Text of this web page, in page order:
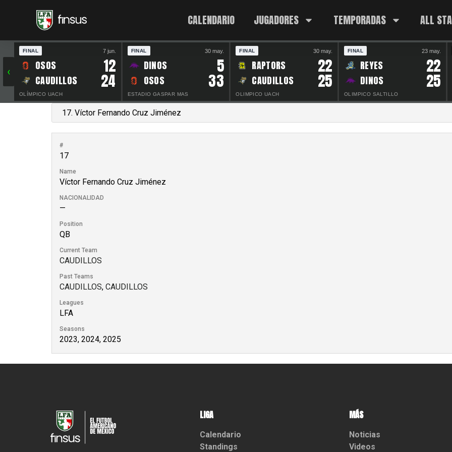
CALENDARIO JUGADORES TEMPORADAS ALL
‹
FINAL 7 jun.
OSOS 12
CAUDILLOS 24
OLÍMPICO UACH
FINAL 30 may.
DINOS 5
OSOS 33
ESTADIO GASPAR MAS
FINAL 30 may.
RAPTORS 22
CAUDILLOS 25
OLIMPICO UACH
FINAL 23 may.
REYES 22
DINOS 25
OLIMPICO SALTILLO
#
17
Name
Víctor Fernando Cruz Jiménez
NACIONALIDAD
—
Position
QB
Current Team
CAUDILLOS
Past Teams
CAUDILLOS, CAUDILLOS
Leagues
LFA
Seasons
2023, 2024, 2025
LIGA
Calendario
Standings
MÁS
Noticias
Videos